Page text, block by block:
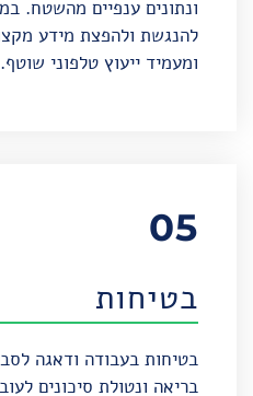
ונתונים ענפיים מהשטח.
להנגשת ולהפצת מידע
ומעמיד ייעוץ טלפוני שוטף.
05
בטיחות
בטיחות בעבודה ודאגה
בריאה ונטולת סיכונים